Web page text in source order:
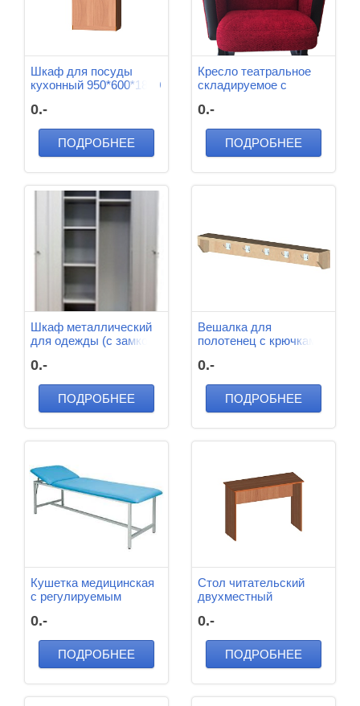
Шкаф для посуды
кухонный 950*600*1800
0.-
ПОДРОБНЕЕ
Кресло театральное
складируемое с
610*490*900 мм
0.-
ПОДРОБНЕЕ
Шкаф металлический
для одежды (с замком)
0.-
ПОДРОБНЕЕ
Вешалка для
полотенец с крючками
0.-
ПОДРОБНЕЕ
Кушетка медицинская
с регулируемым
2000*600*600
0.-
ПОДРОБНЕЕ
Стол читательский
двухместный
0.-
ПОДРОБНЕЕ